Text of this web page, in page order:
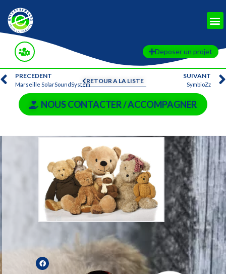
Deposer un projet
RETOUR A LA LISTE
PRECEDENT
Marseille SolarSoundSystem
SUIVANT
SymbioZz
NOUS CONTACTER / ACCOMPAGNER